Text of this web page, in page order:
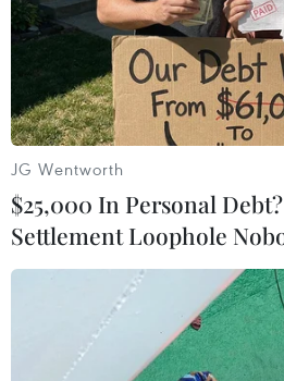
Gỡ khó khăn triển khai dự án
điểm quốc gia hồ Ka Pét
07/08/2026 11:24
Indonesia nỗ lực khống chế
rừng tại Vườn Quốc gia Núi
07/08/2026 10:56
Thụy Sĩ khó đạt mục tiêu
JG Wentworth
$25,000 In Personal
Settlement Loophole